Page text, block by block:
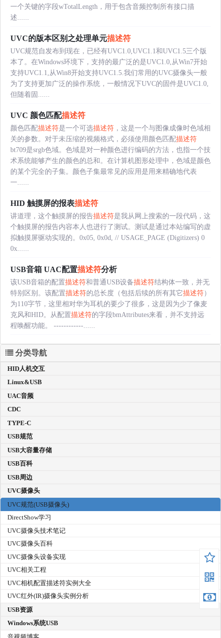
一个关键的字段wTotalLength，用于包含音频控制所有接口描
述......
UVC的版本区别之处理单元描述符
UVC规范自发布到现在，已经有UVC1.0,UVC1.1和UVC1.5三个版
本了。在Windows环境下，支持的最广泛的是UVC1.0,从Win7开始
支持UVC1.1,从Win8开始支持UVC1.5.我们常用的UVC摄像头一般
为了支持更加广泛的操作系统，一般情况下UVC的固件是UVC1.0,
但随着固......
UVC 颜色匹配描述符
颜色匹配描述符是一个可选描述符 ，这是一个与图像成像时色域相
关的参数。对于未压缩的视频格式，必须使用颜色匹配描述符
bt709是srgb色域。色域是对一种颜色进行编码的方法，也指一个技
术系统能够产生的颜色的总和。在计算机图形处理中，色域是颜色
的某个完全的子集。颜色子集最常见的应用是用来精确地代表
一......
HID 触摸屏的报表描述符
讲道理，这个触摸屏的报告描述符是我从网上搜索的一段代码，这
个触摸屏的报告内容本人也进行了测试。测试是通过本站编写的虚
拟触摸屏驱动实现的。0x05, 0x0d, // USAGE_PAGE (Digitizers) 0
0x......
USB音箱 UAC配置描述符分析
该USB音箱的配置描述符和普通USB设备描述符结构体一致，并无
特别区别。该配置描述符的总长度（包括后续的所有其它描述符）
为110字节，这里相对华为耳机的要少了很多，这是因为少了像麦
克风和HID。从配置描述符的字段bmAttributes来看，并不支持远
程唤醒功能。 ------------......
分类导航
HID人机交互
Linux&USB
UAC音频
CDC
TYPE-C
USB规范
USB大容量存储
USB百科
USB周边
UVC摄像头
UVC规范(USB摄像头)
DirectShow学习
UVC摄像头技术笔记
UVC摄像头百科
UVC摄像头设备实现
UVC相关工程
UVC相机配置描述符实例大全
UVC红外(IR)摄像头实例分析
USB资源
Windows系统USB